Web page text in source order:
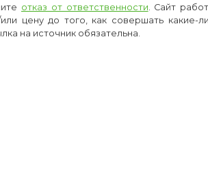
отказ от ответственности . Сайт
цену до того, как совершать
на источник обязательна.